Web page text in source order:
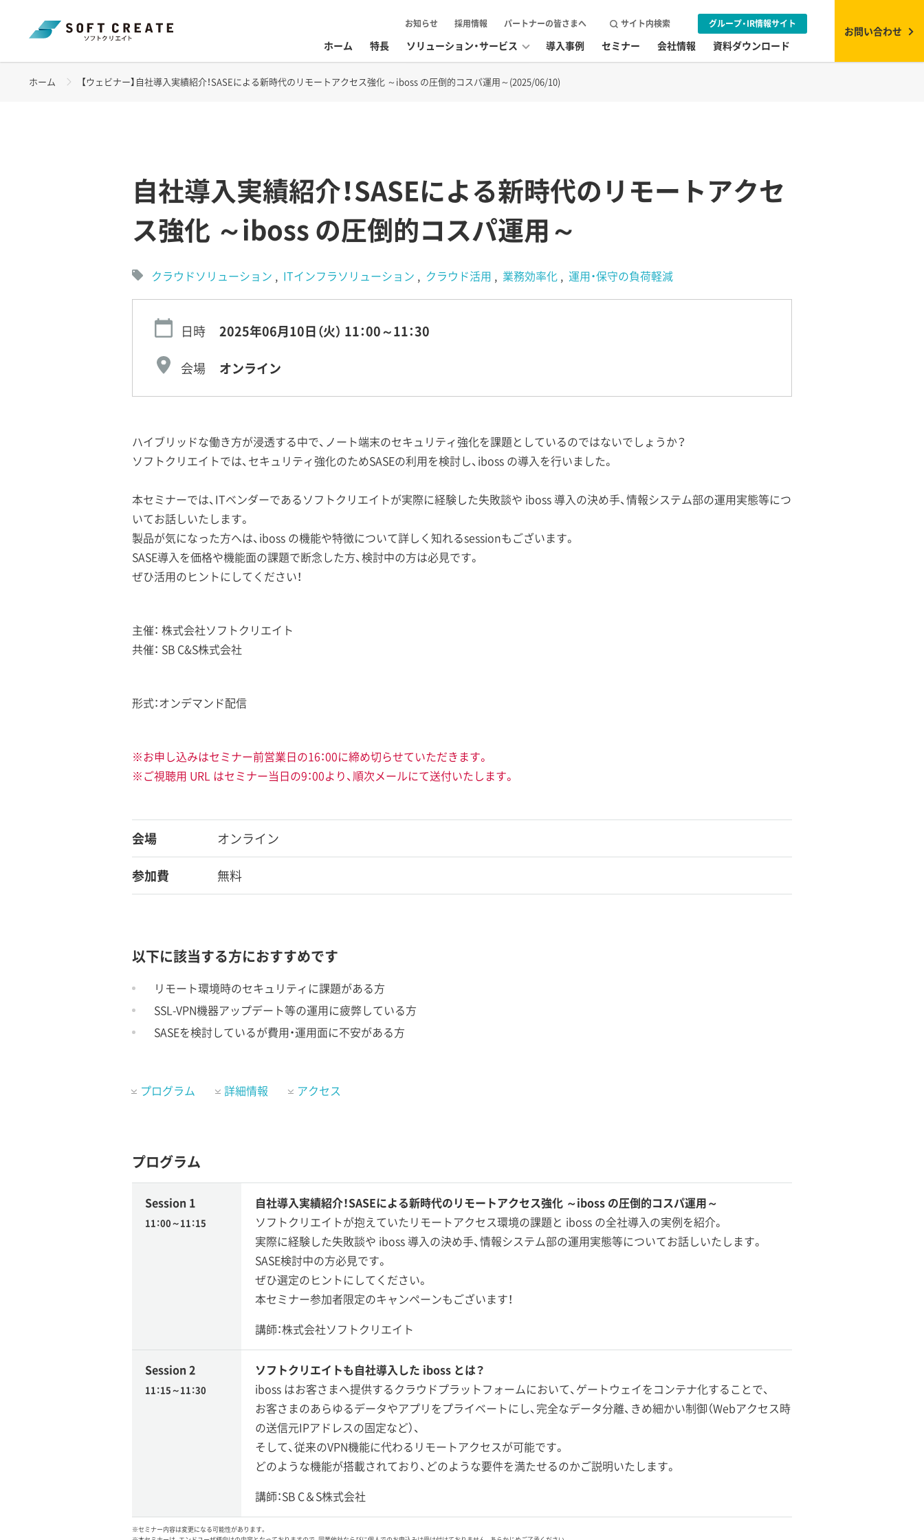
ホーム 特長 ソリューション・サービス 導入事例 セミナー 会社情報 資料ダウンロード
お知らせ 採用情報 パートナーの皆さまへ サイト内検索 グループ・IR情報サイト
お問い合わせ
ホーム 【ウェビナー】自社導入実績紹介！SASEによる新時代のリモートアクセス強化 ～iboss の圧倒的コスパ運用～(2025/06/10)
自社導入実績紹介！SASEによる新時代のリモートアクセ
ス強化 ～iboss の圧倒的コスパ運用～
クラウドソリューション ITインフラソリューション クラウド活用 業務効率化 運用・保守の負荷軽減
日時 2025年06月10日（火） 11：00～11：30
会場
オンライン
ハイブリッドな働き方が浸透する中で、ノート端末のセキュリティ強化を課題としているのではないでしょうか？
ソフトクリエイトでは、セキュリティ強化のためSASEの利用を検討し、iboss の導入を行いました。
本セミナーでは、ITベンダーであるソフトクリエイトが実際に経験した失敗談や iboss 導入の決め手、情報システム部の運用実態等につ
いてお話しいたします。
製品が気になった方へは、iboss の機能や特徴について詳しく知れるsessionもございます。
SASE導入を価格や機能面の課題で断念した方、検討中の方は必見です。
ぜひ活用のヒントにしてください！
主催： 株式会社ソフトクリエイト
共催： SB C&S株式会社
形式：オンデマンド配信
※お申し込みはセミナー前営業日の16：00に締め切らせていただきます。
※ご視聴用 URL はセミナー当日の9：00より、順次メールにて送付いたします。
会場
オンライン
参加費
無料
以下に該当する方におすすめです
リモート環境時のセキュリティに課題がある方
SSL-VPN機器アップデート等の運用に疲弊している方
SASEを検討しているが費用・運用面に不安がある方
プログラム 詳細情報 アクセス
プログラム
Session 1
11：00～11：15
自社導入実績紹介！SASEによる新時代のリモートアクセス強化 ～iboss の圧倒的コスパ運用～
ソフトクリエイトが抱えていたリモートアクセス環境の課題と iboss の全社導入の実例を紹介。
実際に経験した失敗談や iboss 導入の決め手、情報システム部の運用実態等についてお話しいたします。
SASE検討中の方必見です。
ぜひ選定のヒントにしてください。
本セミナー参加者限定のキャンペーンもございます！
講師：株式会社ソフトクリエイト
Session 2
11：15～11：30
ソフトクリエイトも自社導入した iboss とは？
iboss はお客さまへ提供するクラウドプラットフォームにおいて、ゲートウェイをコンテナ化することで、
お客さまのあらゆるデータやアプリをプライベートにし、完全なデータ分離、きめ細かい制御（Webアクセス時
の送信元IPアドレスの固定など）、
そして、従来のVPN機能に代わるリモートアクセスが可能です。
どのような機能が搭載されており、どのような要件を満たせるのかご説明いたします。
講師：SB C＆S株式会社
※セミナー内容は変更になる可能性があります。